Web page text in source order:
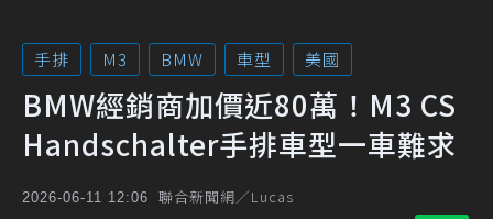
手排 M3 BMW 車型 美國
BMW經銷商加價近80萬！M3 CS
Handschalter手排車型一車難求
2026-06-11 12:06 聯合新聞網／Lucas